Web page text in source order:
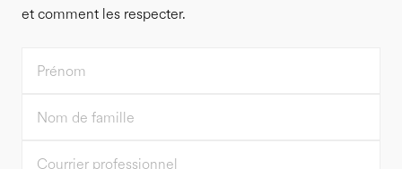
et comment les respecter.